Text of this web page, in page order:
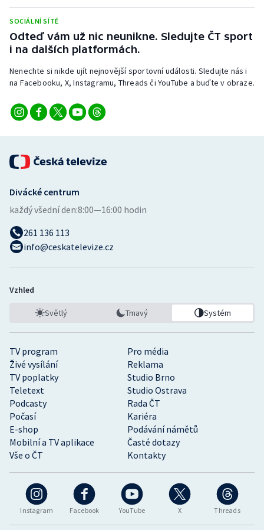
Stolní tenis
Triatlon
Veslování
Volejbal
SOCIÁLNÍ SÍTĚ
Odteď vám už nic neunikne. Sledujte ČT sport
i na dalších platformách.
Nenechte si nikde ujít nejnovější sportovní události. Sledujte nás i
na Facebooku, X, Instagramu, Threads či YouTube a buďte v obraze.
Instagram Facebook YouTube X Threads
TV program
Pro média
Živé vysílání
Reklama
TV poplatky
Studio Brno
Teletext
Studio Ostrava
Podcasty
Rada ČT
Počasí
Kariéra
E-shop
Podávání námětů
Mobilní a TV aplikace
Časté dotazy
Vše o ČT
Kontakty
Divácké centrum
každý všední den:8:00—16:00 hodin
261 136 113
info@ceskatelevize.cz
Vzhled
Světlý Tmavý Systém